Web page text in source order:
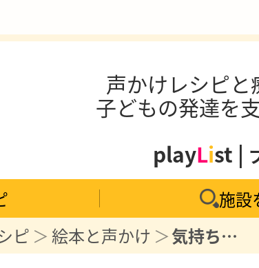
声かけレシピ
子どもの発達を
playList |
施設
ピ 絵本と声かけ 気持ちを伝える力を育てる絵本『たくさんのきもち』で感情コントロールを学ぶ